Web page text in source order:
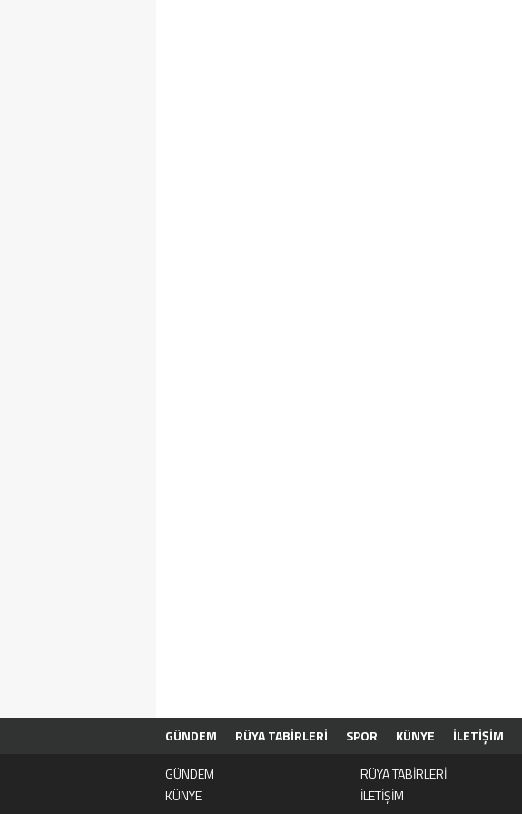
GÜNDEM RÜYA TABİRLERİ SPOR KÜNYE İLETİŞİM
GÜNDEM
RÜYA TABİRLERİ
KÜNYE
İLETİŞİM